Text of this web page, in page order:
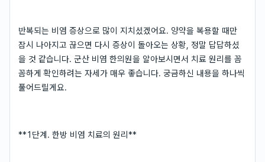
반복되는 비염 증상으로 많이 지치셨겠어요. 양약을 복용할 때만
잠시 나아지고 끊으면 다시 증상이 돌아오는 상황, 정말 답답하셨
을 것 같습니다. 군산 비염 한의원을 알아보시면서 치료 원리를 꼼
꼼하게 확인하려는 자세가 매우 좋습니다. 궁금하신 내용을 하나씩
풀어드릴게요.
**1단계. 한방 비염 치료의 원리**